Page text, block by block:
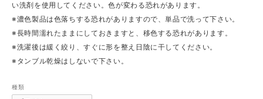
い洗剤を使用してください。色が変わる恐れがあります。
※濃色製品は色落ちする恐れがありますので、単品で洗って下さい。
※長時間濡れたままにしておきますと、移色する恐れがあります。
※洗濯後は緩く絞り、すぐに形を整え日陰に干してください。
※タンブル乾燥はしないで下さい。
種類